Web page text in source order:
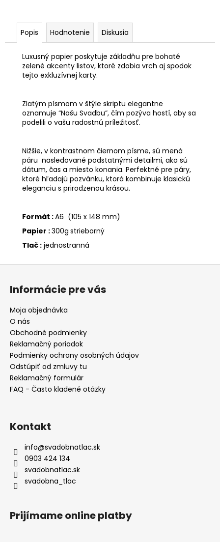
Popis Hodnotenie Diskusia
Luxusný papier poskytuje základňu pre bohaté
zelené akcenty listov, ktoré zdobia vrch aj spodok
tejto exkluzívnej karty.
Zlatým písmom v štýle skriptu elegantne
oznamuje “Našu Svadbu”, čím pozýva hostí, aby sa
podelili o vašu radostnú príležitosť.
Nižšie, v kontrastnom čiernom písme, sú mená
páru nasledované podstatnými detailmi, ako sú
dátum, čas a miesto konania. Perfektné pre páry,
ktoré hľadajú pozvánku, ktorá kombinuje klasickú
eleganciu s prirodzenou krásou.
Formát :A6 (105 x 148 mm)
Papier :300g strieborný
Tlač : jednostranná
Z
Informácie pre vás
Moja objednávka
O nás
Obchodné podmienky
Reklamačný poriadok
Podmienky ochrany osobných údajov
Odstúpiť od zmluvy tu
Reklamačný formulár
FAQ - Často kladené otázky
Kontakt
info@svadobnatlac.sk
0903 424 134
svadobnatlac.sk
svadobna_tlac
Prijímame online platby